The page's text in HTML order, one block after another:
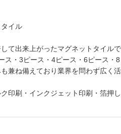
イル
て出来上がったマグネットタイル
ス・3ピース・4ピース・6ピース・
兼ね備えており業界を問わず広く
印刷・インクジェット印刷・箔押し